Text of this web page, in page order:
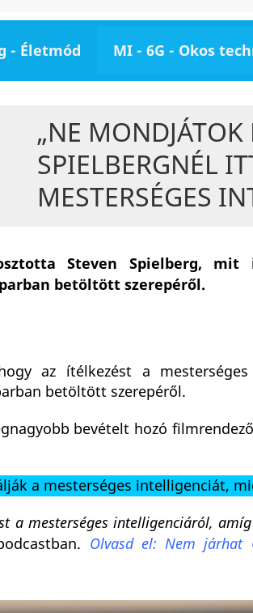
- Életmód MI - 6G - Okos
„NE
SPIELBERGNÉL
MESTERSÉGES
Steven Spielberg,
betöltött szerepéről.
az ítélkezést a
betöltött szerepéről.
bevételt hozó
a mesterséges intelligenciát,
a mesterséges intelligenciáról,
Olvasd el: Nem járhat